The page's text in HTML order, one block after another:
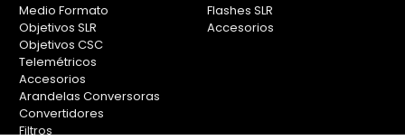
Medio Formato
Objetivos SLR
Objetivos CSC
Telemétricos
Accesorios
Arandelas Conversoras
Convertidores
Filtros
Flashes SLR
Accesorios